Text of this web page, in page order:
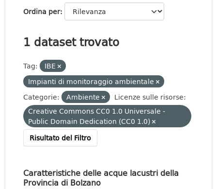
Ordina per
1 dataset trovato
Tag:
IBE
Impianti di monitoraggio ambientale
Categorie:
Ambiente
Licenze sulle risorse:
Creative Commons CC0 1.0 Universale -
Public Domain Dedication (CC0 1.0)
Risultato del Filtro
Caratteristiche delle acque lacustri della
Provincia di Bolzano